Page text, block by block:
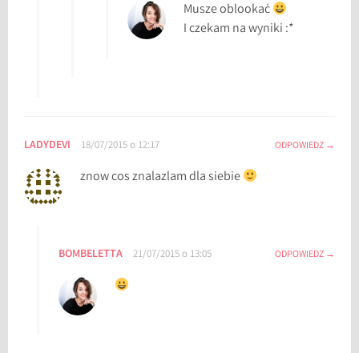
Musze oblookać
I czekam na wyniki :*
LADYDEVI 18/07/2015 o 12:17 ODPOWIEDZ
znow cos znalazlam dla siebie
BOMBELETTA 21/07/2015 o 13:05 ODPOWIEDZ